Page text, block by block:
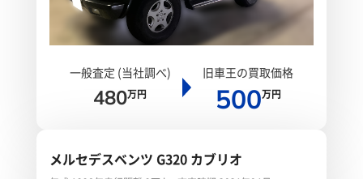
一般査定 (当社調べ)
480万円
旧車王の買取価格
500万円
メルセデスベンツ G320 カブリオ